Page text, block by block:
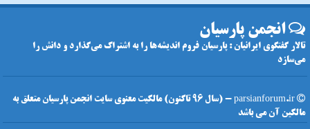
انجمن پارسیان
تالار گفتگوی ایرانیان : پارسیان فروم اندیشه‌ها را به اشتراک می‌گذارد و دانش را
می‌سازد
parsianforum.ir - (سال 96 تاکنون) مالکیت معنوی سایت انجمن پارسیان متعلق به
مالکین آن می باشد